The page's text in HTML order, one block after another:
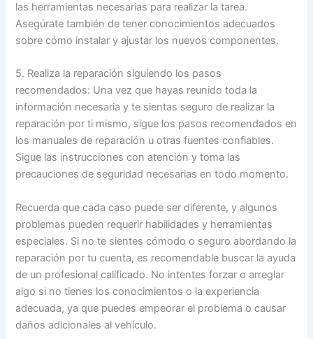
las herramientas necesarias para realizar la tarea.
Asegúrate también de tener conocimientos adecuados
sobre cómo instalar y ajustar los nuevos componentes.
5. Realiza la reparación siguiendo los pasos
recomendados: Una vez que hayas reunido toda la
información necesaria y te sientas seguro de realizar la
reparación por ti mismo, sigue los pasos recomendados en
los manuales de reparación u otras fuentes confiables.
Sigue las instrucciones con atención y toma las
precauciones de seguridad necesarias en todo momento.
Recuerda que cada caso puede ser diferente, y algunos
problemas pueden requerir habilidades y herramientas
especiales. Si no te sientes cómodo o seguro abordando la
reparación por tu cuenta, es recomendable buscar la ayuda
de un profesional calificado. No intentes forzar o arreglar
algo si no tienes los conocimientos o la experiencia
adecuada, ya que puedes empeorar el problema o causar
daños adicionales al vehículo.